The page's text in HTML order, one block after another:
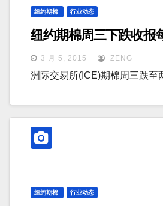
纽约期棉 行业动态
纽约期棉周三下跌收报
3 月 5, 2015 ZENG
洲际交易所(ICE)期棉周三跌
纽约期棉 行业动态